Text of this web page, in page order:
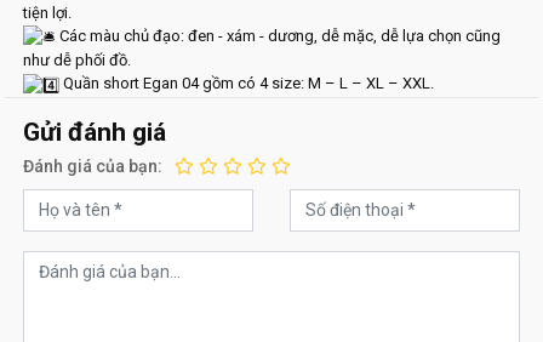
tiện lợi.
Các màu chủ đạo: đen - xám - dương, dễ mặc, dễ lựa chọn cũng
như dễ phối đồ.
Quần short Egan 04 gồm có 4 size: M – L – XL – XXL.
Gửi đánh giá
Đánh giá của bạn: